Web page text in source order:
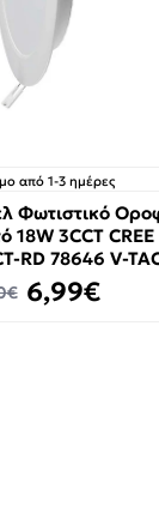
από 1-3 ημέρες
Φωτιστικό
3CCT CREE
RD 78646 V-
6,99€